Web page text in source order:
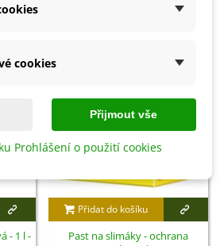
- 1 l -
Přidat do košíku
Past na slimáky - ochrana
cookies
Přijmout vše
Prohlášení o použití cookies